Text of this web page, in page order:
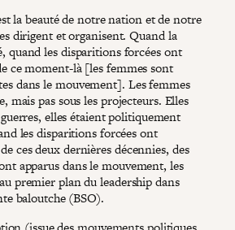
la beauté de notre nation et de notre
dirigent et organisent. Quand la
quand les disparitions forcées ont
ce moment-là [les femmes sont
dans le mouvement]. Les femmes
mais pas sous les projecteurs. Elles
elles étaient politiquement
les disparitions forcées ont
ces deux dernières décennies, des
apparus dans le mouvement, les
premier plan du leadership dans
baloutche (BSO).